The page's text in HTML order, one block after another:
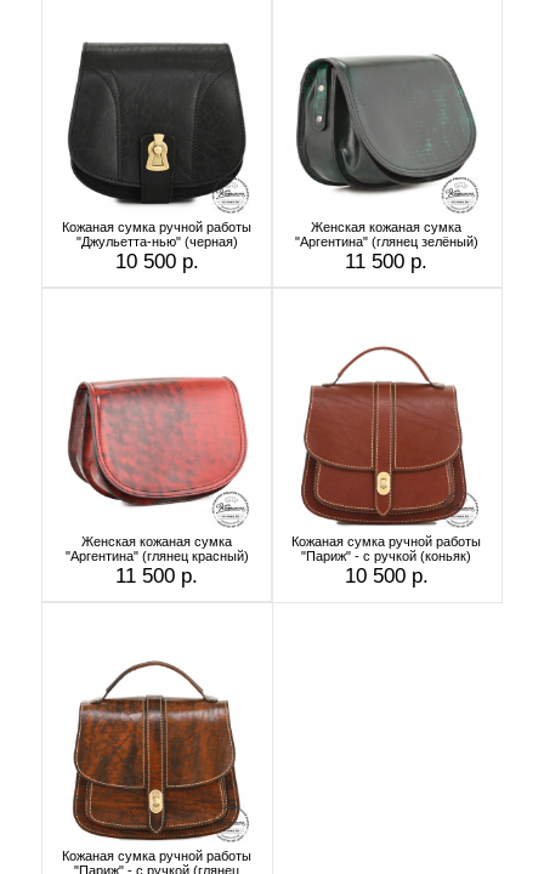
Кожаная сумка ручной работы
"Джульетта-нью" (черная)
10 500 р.
Женская кожаная сумка
"Аргентина" (глянец зелёный)
11 500 р.
Женская кожаная сумка
"Аргентина" (глянец красный)
11 500 р.
Кожаная сумка ручной работы
"Париж" - с ручкой (коньяк)
10 500 р.
Кожаная сумка ручной работы
"Париж" - с ручкой (глянец